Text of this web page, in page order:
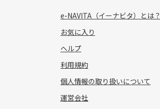
e-NAVITA（イーナビタ）とは？
お気に入り
ヘルプ
利用規約
個人情報の取り扱いについて
運営会社